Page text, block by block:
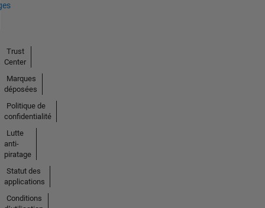
Trust
Center
Marques
déposées
Politique de
confidentialité
Lutte
anti-
piratage
Statut des
applications
Conditions